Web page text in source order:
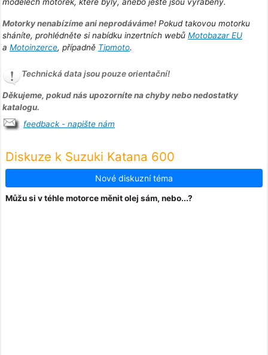
Motorky nenabízíme ani neprodáváme!Pokud takovou motorku
sháníte, prohlédněte si nabídku inzertních webů Motobazar EU
a Motoinzerce, případně Tipmoto.
Technická data jsou pouze orientační!
Děkujeme, pokud nás upozorníte na chyby nebo nedostatky
katalogu.
feedback - napište nám
Diskuze k Suzuki Katana 600
Nové diskuzní téma
Můžu si v téhle motorce měnit olej sám, nebo...?